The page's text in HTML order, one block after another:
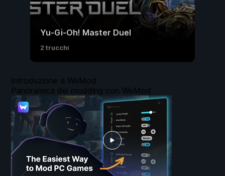
Yu-Gi-Oh! Master Duel
2 trucchi
Introduzione a WeMod
Panoramica del modding con WeMod